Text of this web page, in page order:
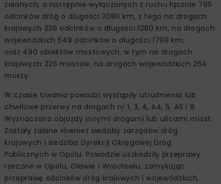
zalanych, a następnie wyłączonych z ruchu łącznie 785
odcinków dróg o długości 3080 km, z tego na drogach
krajowych 236 odcinków o długości 1280 km, na drogach
wojewódzkich 549 odcinków o długości 1799 km,
oraz 490 obiektów mostowych, w tym na drogach
krajowych 226 mostów, na drogach wojewódzkich 264
mosty.
W czasie trwania powodzi wystąpiły utrudnienia lub
chwilowe przerwy na drogach nr 1, 3, 4, A4, 5, A6 i 8.
Wyznaczono objazdy innymi drogami lub ulicami miast.
Zostały zalane również siedziby zarządów dróg
krajowych i siedziba Dyrekcji Okręgowej Dróg
Publicznych w Opolu. Powodzie uszkodziły przeprawy
rzeczne w Opolu, Oławie i Wrocławiu, zamykając
przeprawę odcinków dróg krajowych i wojewódzkich.